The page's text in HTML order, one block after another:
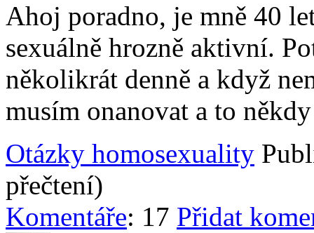
Ahoj poradno, je mně 40
sexuálně hrozně aktivní.
několikrát denně a když
musím onanovat a to
Otázky homosexuality
přečtení)
Komentáře: 17 Přidat